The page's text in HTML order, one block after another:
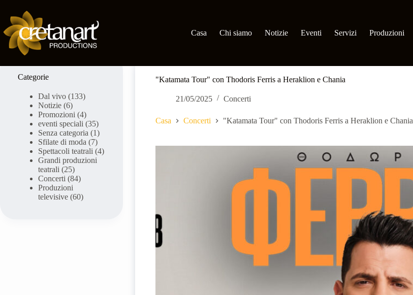
contenuto
Casa
Chi siamo Notizie Eventi Servizi Produzioni
"Katamata Tour" con Thodoris Ferris a Heraklion e Chania
21/05/2025 Concerti
Casa Concerti "Katamata Tour" con Thodoris Ferris a Heraklion e Chania
Categorie
Dal vivo (133)
Notizie (6)
Promozioni (4)
eventi speciali (35)
Senza categoria (1)
Sfilate di moda (7)
Spettacoli teatrali (4)
Grandi produzioni
teatrali (25)
Concerti (84)
Produzioni
televisive (60)